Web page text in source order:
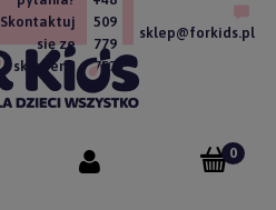
Skontaktuj
się ze
sklepem!
509
779
757
sklep@forkids.pl